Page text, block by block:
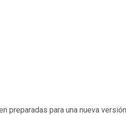
para una nueva